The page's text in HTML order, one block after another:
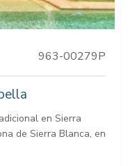
963-00279P
en Sierra
de Sierra Blanca, en